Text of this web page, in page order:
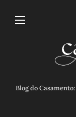
Blog do Casamento: